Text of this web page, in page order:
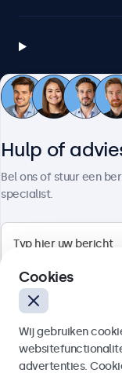
Nederlands
Hulp of
Bel ons of stuur een
specialist.
Cookies
Wij gebruiken
advertenties.